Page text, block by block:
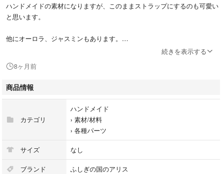
ハンドメイドの素材になりますが、このままストラップにするのも可愛い
と思います。
他にオーロラ、ジャスミンもあります。
気になる点がありましたら、コメントください！
こちらなくなり次第終了とさせていただきます。
素材レジン/樹脂
続きを表示する
8ヶ月前
商品情報
カテゴリ
ハンドメイド
› 素材/材料
› 各種パーツ
サイズ なし
ブランド ふしぎの国のアリス